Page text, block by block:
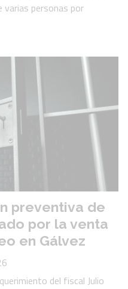
varias personas por
preventiva de
por la venta
en Gálvez
del fiscal Julio